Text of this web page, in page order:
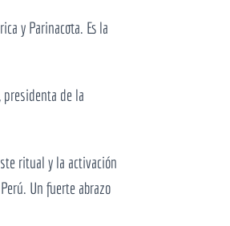
aumentar
o
y Parinacota. Es la
presidenta de la
ritual y la activación
Un fuerte abrazo